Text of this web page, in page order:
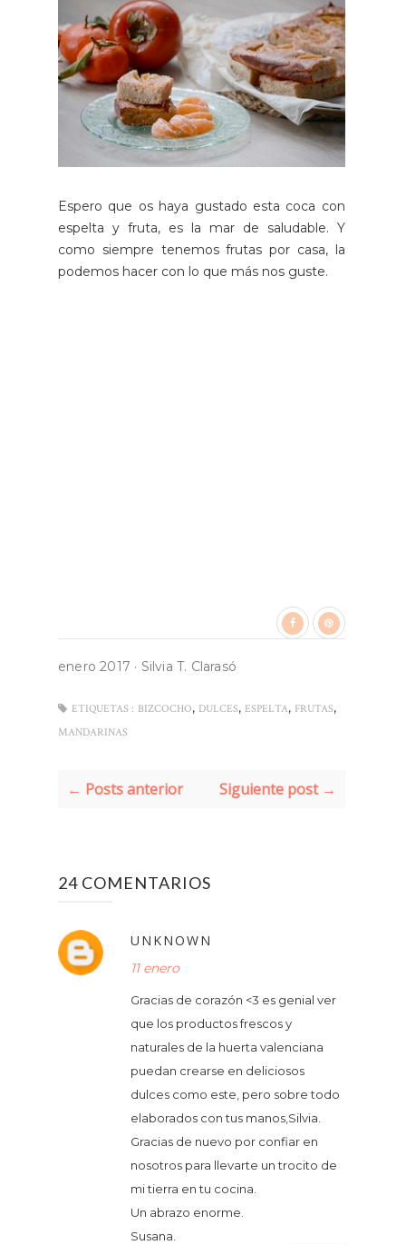
Espero que os haya gustado esta coca con
espelta y fruta, es la mar de saludable. Y
como siempre tenemos frutas por casa, la
podemos hacer con lo que más nos guste.
enero 2017 · Silvia T. Clarasó
ETIQUETAS : BIZCOCHO, DULCES, ESPELTA, FRUTAS,
MANDARINAS
← Posts anterior Siguiente post →
24 COMENTARIOS
UNKNOWN
11 enero
Gracias de corazón <3 es genial ver
que los productos frescos y
naturales de la huerta valenciana
puedan crearse en deliciosos
dulces como este, pero sobre todo
elaborados con tus manos,Silvia.
Gracias de nuevo por confiar en
nosotros para llevarte un trocito de
mi tierra en tu cocina.
Un abrazo enorme.
Susana.